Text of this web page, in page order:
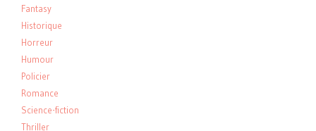
Fantasy
Historique
Horreur
Humour
Policier
Romance
Science-fiction
Thriller